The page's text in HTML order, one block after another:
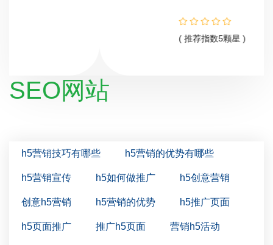
SEO网站
h5营销技巧有哪些 h5营销的优势有哪些
h5营销宣传 h5如何做推广 h5创意营销
创意h5营销 h5营销的优势 h5推广页面
h5页面推广 推广h5页面 营销h5活动